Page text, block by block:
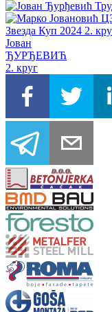
Јован
ЂУРЂЕВИЋ
2. круг